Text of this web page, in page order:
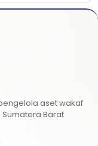
aset wakaf
Sumatera Barat